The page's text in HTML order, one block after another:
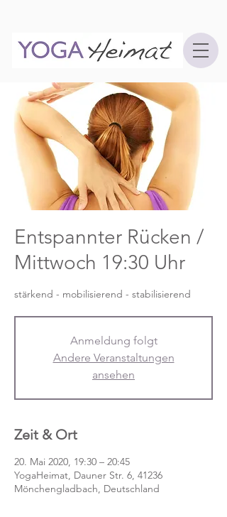
Entspannter Rücken /
Mittwoch 19:30 Uhr
stärkend - mobilisierend - stabilisierend
Anmeldung folgt
Andere Veranstaltungen
ansehen
Zeit & Ort
20. Mai 2020, 19:30 – 20:45
YogaHeimat, Dauner Str. 6, 41236
Mönchengladbach, Deutschland